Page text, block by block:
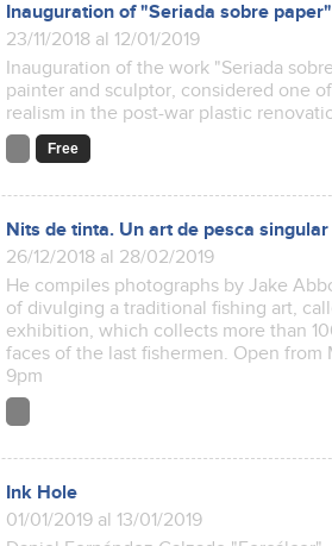
Inauguration of "Seriada sobre
23/11/2018 al 12/01/2019
Inauguration of the work "Seriada
painter and sculptor, considered one
realism in the post-war plastic
Free
Nits de tinta. Un art de pesca singular
26/12/2018 al 28/02/2019
He compiles photographs by Jake
of divulging a traditional fishing art,
exhibition, which collects more than
faces of the last fishermen. Open
9pm
Ink Hole
01/01/2019 al 13/01/2019